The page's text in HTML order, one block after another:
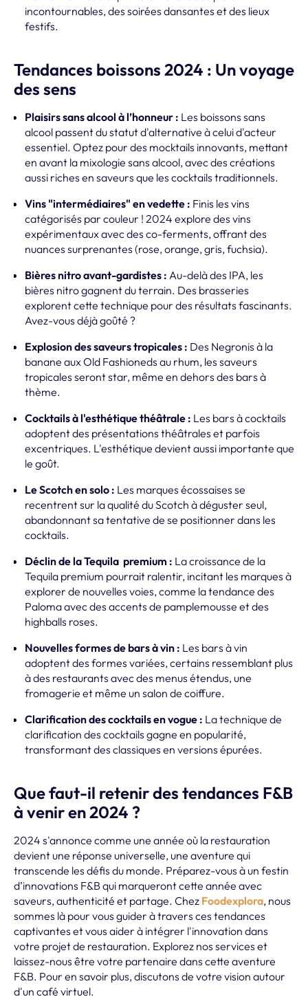
incontournables, des soirées dansantes et des lieux
festifs.
Tendances boissons 2024 : Un voyage
des sens
Plaisirs sans alcool à l’honneur : Les boissons sans
alcool passent du statut d'alternative à celui d'acteur
essentiel. Optez pour des mocktails innovants, mettant
en avant la mixologie sans alcool, avec des créations
aussi riches en saveurs que les cocktails traditionnels.
Vins "intermédiaires" en vedette : Finis les vins
catégorisés par couleur ! 2024 explore des vins
expérimentaux avec des co-ferments, offrant des
nuances surprenantes (rose, orange, gris, fuchsia).
Bières nitro avant-gardistes : Au-delà des IPA, les
bières nitro gagnent du terrain. Des brasseries
explorent cette technique pour des résultats fascinants.
Avez-vous déjà goûté ?
Explosion des saveurs tropicales : Des Negronis à la
banane aux Old Fashioneds au rhum, les saveurs
tropicales seront star, même en dehors des bars à
thème.
Cocktails à l'esthétique théâtrale : Les bars à cocktails
adoptent des présentations théâtrales et parfois
excentriques. L'esthétique devient aussi importante que
le goût.
Le Scotch en solo : Les marques écossaises se
recentrent sur la qualité du Scotch à déguster seul,
abandonnant sa tentative de se positionner dans les
cocktails.
Déclin de la Tequila premium : La croissance de la
Tequila premium pourrait ralentir, incitant les marques à
explorer de nouvelles voies, comme la tendance des
Paloma avec des accents de pamplemousse et des
highballs roses.
Nouvelles formes de bars à vin : Les bars à vin
adoptent des formes variées, certains ressemblant plus
à des restaurants avec des menus étendus, une
fromagerie et même un salon de coiffure.
Clarification des cocktails en vogue : La technique de
clarification des cocktails gagne en popularité,
transformant des classiques en versions épurées.
Que faut-il retenir des tendances F&B
à venir en 2024 ?
2024 s'annonce comme une année où la restauration
devient une réponse universelle, une aventure qui
transcende les défis du monde. Préparez-vous à un festin
d’innovations F&B qui marqueront cette année avec
saveurs, authenticité et partage. Chez Foodexplora, nous
sommes là pour vous guider à travers ces tendances
captivantes et vous aider à intégrer l'innovation dans
votre projet de restauration. Explorez nos services et
laissez-nous être votre partenaire dans cette aventure
F&B. Pour en savoir plus, discutons de votre vision autour
d'un café virtuel.